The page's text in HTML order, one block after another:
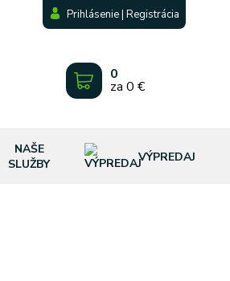
Prihlásenie | Registrácia
0
za 0 €
NAŠE
SLUŽBY
VÝPREDAJ